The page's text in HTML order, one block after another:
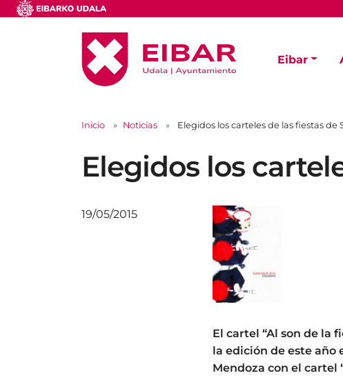
Eibar
Inicio Noticias Elegidos los carteles de las fiestas de
Elegidos los
19/05/2015
El cartel “Al son de la
la edición de este año
Mendoza con el cartel